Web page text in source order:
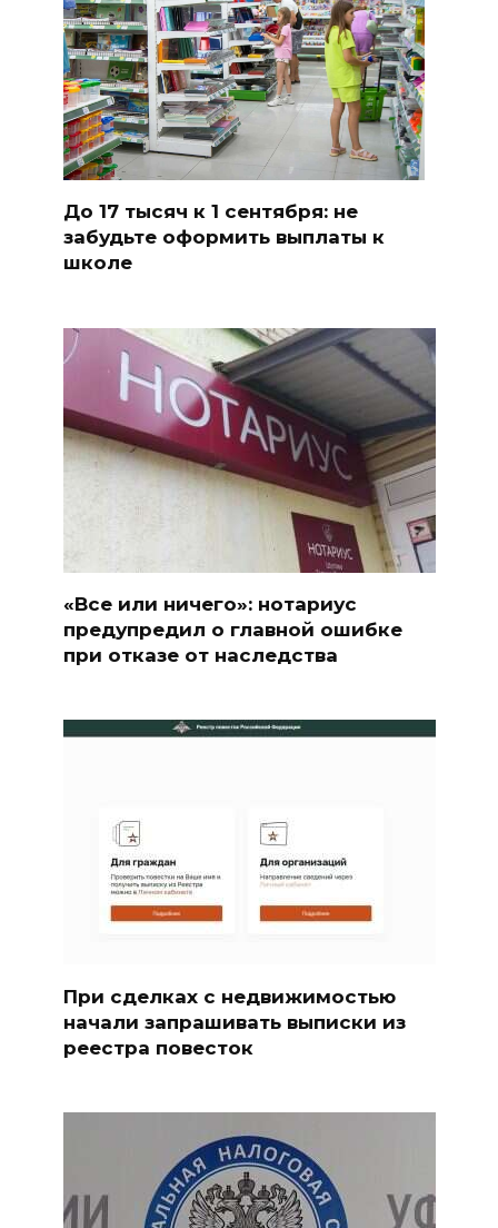
До 17 тысяч к 1 сентября: не
забудьте оформить выплаты к
школе
«Все или ничего»: нотариус
предупредил о главной ошибке
при отказе от наследства
При сделках с недвижимостью
начали запрашивать выписки из
реестра повесток